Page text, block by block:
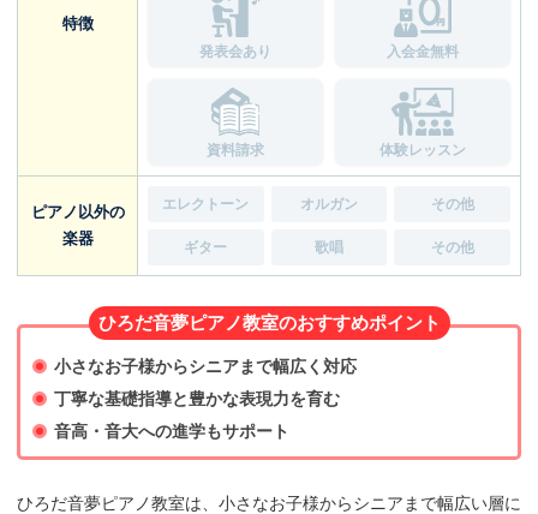
特徴
発表会あり 入会金無料
資料請求 体験レッスン
ピアノ以外の
楽器
エレクトーン オルガン その他
ギター 歌唱 その他
ひろだ音夢ピアノ教室のおすすめポイント
小さなお子様からシニアまで幅広く対応
丁寧な基礎指導と豊かな表現力を育む
音高・音大への進学もサポート
ひろだ音夢ピアノ教室は、小さなお子様からシニアまで幅広い層に